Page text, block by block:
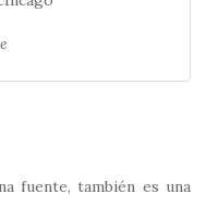
fuente, también es una